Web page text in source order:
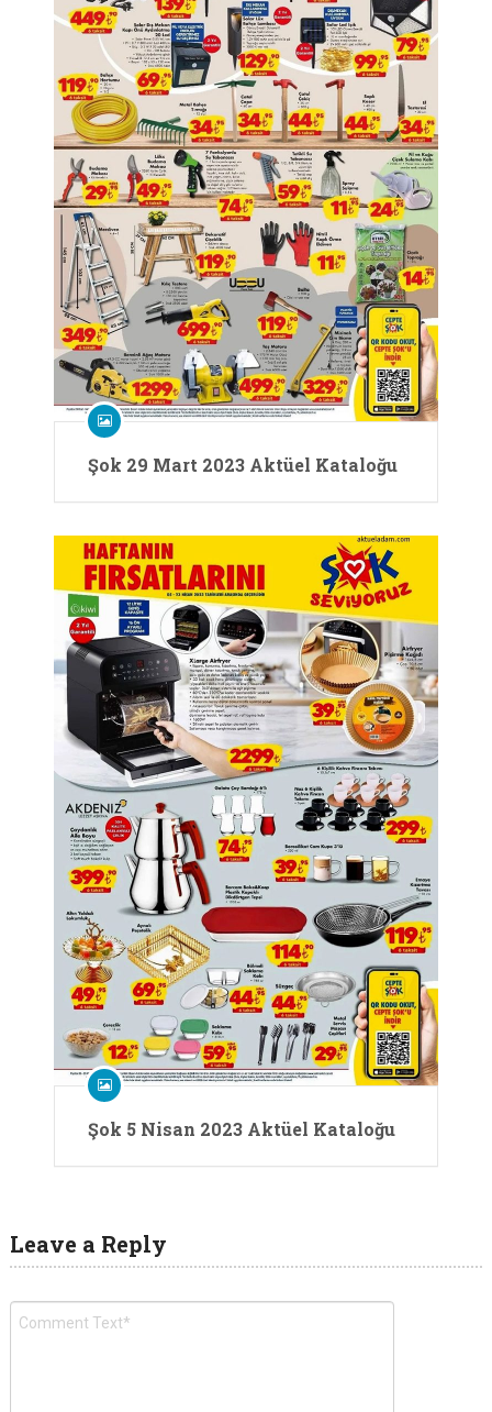
Şok 29 Mart 2023 Aktüel Kataloğu
Şok 5 Nisan 2023 Aktüel Kataloğu
Leave a Reply